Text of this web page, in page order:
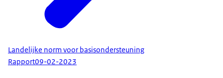
Landelijke norm voor basisondersteuning
Rapport09-02-2023